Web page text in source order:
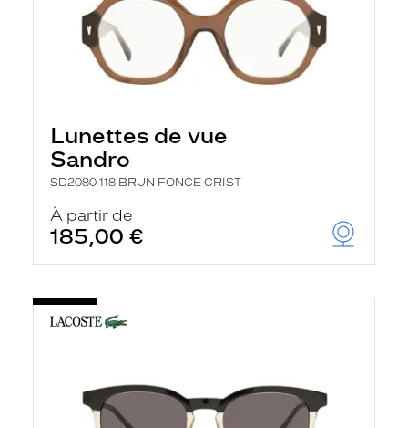
Lunettes de vue
Sandro
SD2080 118 BRUN FONCE CRIST
À partir de
185,00 €